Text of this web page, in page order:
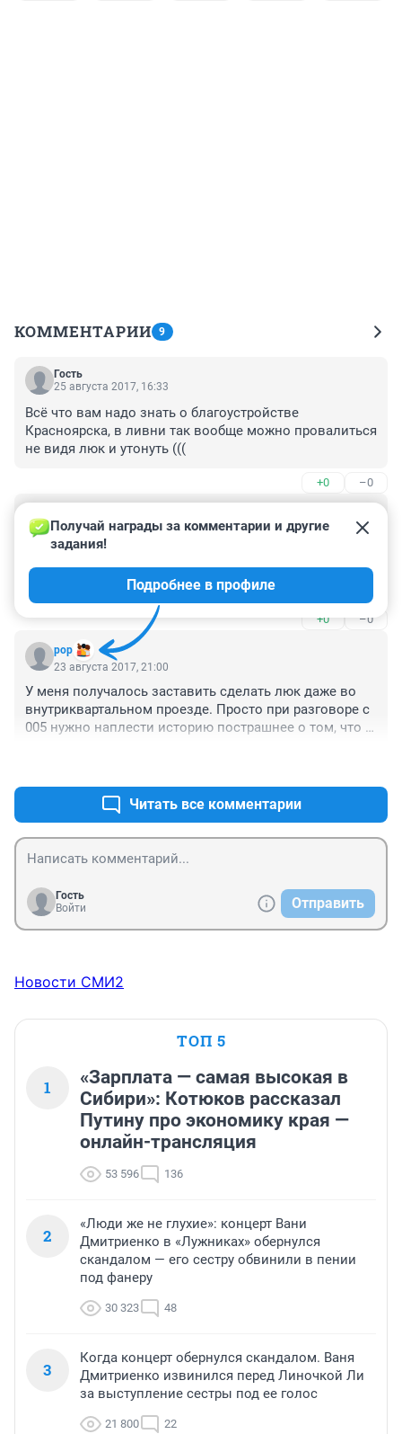
КОММЕНТАРИИ 9
Гость
25 августа 2017, 16:33
Всё что вам надо знать о благоустройстве
Красноярска, в ливни так вообще можно провалиться
не видя люк и утонуть (((
+0 –0
25 августа 2017, 06:31
Титенков конечно знатно штаны просиживает, даже
люк закрыть не могут, че говорить о ливневках и
+0 –0
pop
Получай награды за комментарии и другие
задания!
Подробнее в профиле
23 августа 2017, 21:00
У меня получалось заставить сделать люк даже во
внутриквартальном проезде. Просто при разговоре с
005 нужно наплести историю пострашнее о том, что
попросить все это передать ответственным и на
следующее утро все крышки будут на месте.
Читать все комментарии
Гость
Войти
Отправить
Новости СМИ2
ТОП 5
1
«Зарплата — самая высокая в
Сибири»: Котюков рассказал
Путину про экономику края —
онлайн-трансляция
53 596 136
2
«Люди же не глухие»: концерт Вани
Дмитриенко в «Лужниках» обернулся
скандалом — его сестру обвинили в пении
под фанеру
30 323 48
3
Когда концерт обернулся скандалом. Ваня
Дмитриенко извинился перед Линочкой Ли
за выступление сестры под ее голос
21 800 22